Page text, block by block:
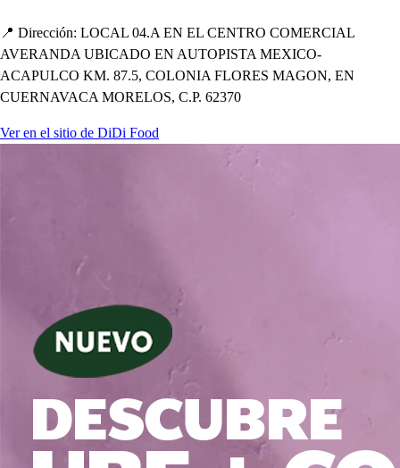
📍 Dirección: LOCAL 04.A EN EL CENTRO COMERCIAL
AVERANDA UBICADO EN AUTOPISTA MEXICO-
ACAPULCO KM. 87.5, COLONIA FLORES MAGON, EN
CUERNAVACA MORELOS, C.P. 62370
Ver en el sitio de DiDi Food